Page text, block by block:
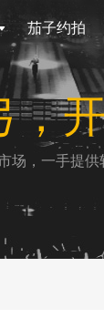
茄子约拍
，
场，一手提